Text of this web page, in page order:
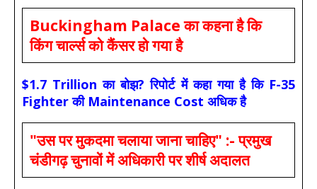
Buckingham Palace का कहना है कि
किंग चार्ल्स को कैंसर हो गया है
$1.7 Trillion का बोझ? रिपोर्ट में कहा गया है कि F-35
Fighter की Maintenance Cost अधिक है
"उस पर मुकदमा चलाया जाना चाहिए" :- प्रमुख
चंडीगढ़ चुनावों में अधिकारी पर शीर्ष अदालत